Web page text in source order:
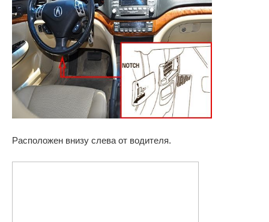
Расположен внизу слева от водителя.